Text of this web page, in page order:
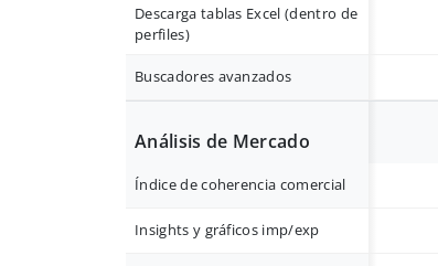
Descarga tablas Excel (dentro de
perfiles)
Buscadores avanzados
Análisis de Mercado
Índice de coherencia comercial
Insights y gráficos imp/exp